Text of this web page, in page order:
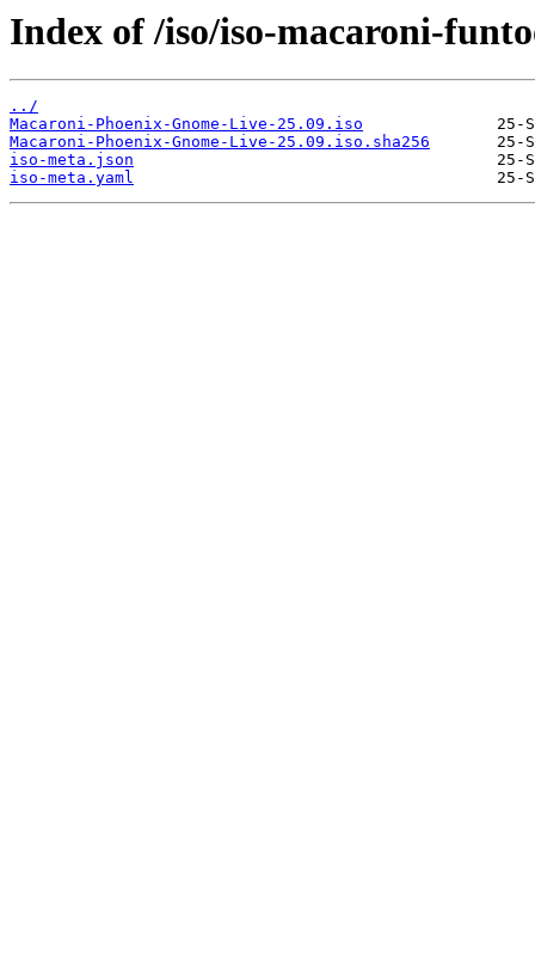
Index of /iso/iso-macaroni-
../
Macaroni-Phoenix-Gnome-Live-25.09.iso
Macaroni-Phoenix-Gnome-Live-25.09.iso.sha256
iso-meta.json
iso-meta.yaml